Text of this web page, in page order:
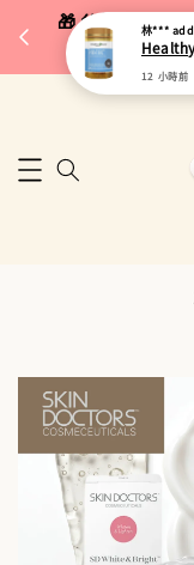
🎁 父親節限定